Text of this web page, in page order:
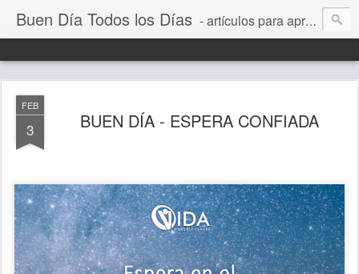
Buen Día Todos los Días - artículos para aprender a vivir mejor, un día a la vez. Por Juan C Quintero
FEB
3 BUEN DÍA - ESPERA CONFIADA